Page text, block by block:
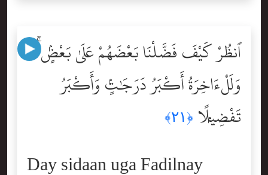
ٱنظُرْ كَيْفَ فَضَّلْنَا بَعْضَهُمْ عَلَىٰ بَعْضٍۢ ۚ
وَلَلْءَاخِرَةُ أَكْبَرُ دَرَجَٰتٍۢ وَأَكْبَرُ
تَفْضِيلًۭا ﴿٢١﴾
Day sidaan uga Fadilnay